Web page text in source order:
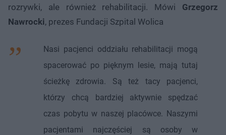
rozrywki, ale również rehabilitacji. Mówi Grzegorz
Nawrocki, prezes Fundacji Szpital Wolica
Nasi pacjenci oddziału rehabilitacji mogą
spacerować po pięknym lesie, mają tutaj
ścieżkę zdrowia. Są też tacy pacjenci,
którzy chcą bardziej aktywnie spędzać
czas pobytu w naszej placówce. Naszymi
pacjentami najczęściej są osoby w